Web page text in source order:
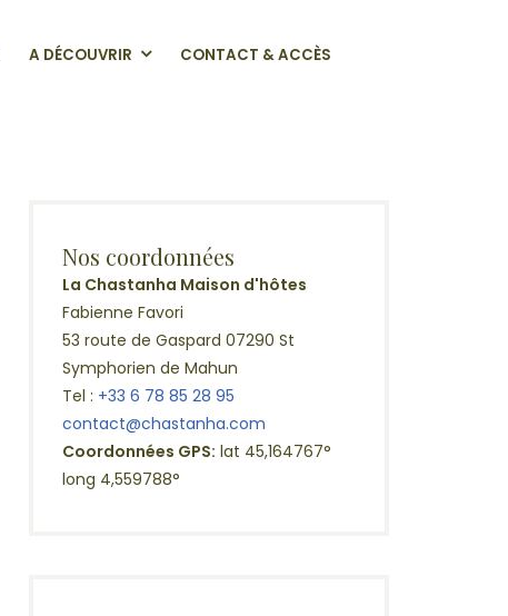
A DÉCOUVRIR
CONTACT & ACCÈS
Nos coordonnées
La Chastanha Maison d'hôtes
Fabienne Favori
53 route de Gaspard 07290 St
Symphorien de Mahun
Tel : +33 6 78 85 28 95
contact@chastanha.com
Coordonnées GPS: lat 45,164767°
long 4,559788°